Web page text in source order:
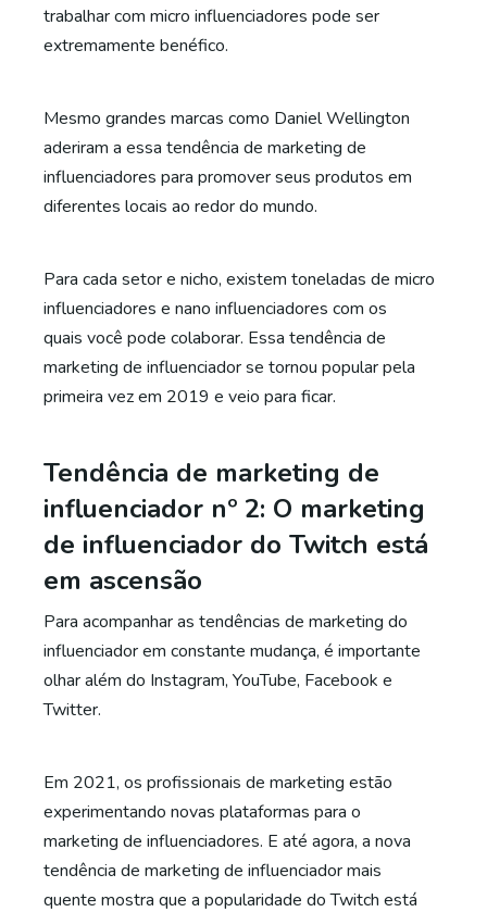
trabalhar com micro influenciadores pode ser
extremamente benéfico.
Mesmo grandes marcas como Daniel Wellington
aderiram a essa tendência de marketing de
influenciadores para promover seus produtos em
diferentes locais ao redor do mundo.
Para cada setor e nicho, existem toneladas de micro
influenciadores e nano influenciadores com os
quais você pode colaborar. Essa tendência de
marketing de influenciador se tornou popular pela
primeira vez em 2019 e veio para ficar.
Tendência de marketing de
influenciador nº 2: O marketing
de influenciador do Twitch está
em ascensão
Para acompanhar as tendências de marketing do
influenciador em constante mudança, é importante
olhar além do Instagram, YouTube, Facebook e
Twitter.
Em 2021, os profissionais de marketing estão
experimentando novas plataformas para o
marketing de influenciadores. E até agora, a nova
tendência de marketing de influenciador mais
quente mostra que a popularidade do Twitch está